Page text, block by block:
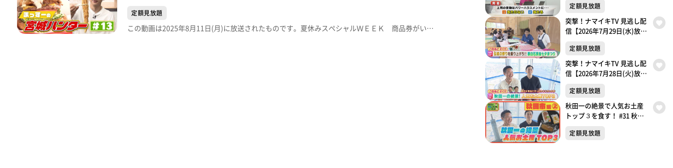
定額見放題
この動画は2025年8月11日(月)に放送されたものです。夏休みスペシャルＷＥＥＫ 商品券がいつもの倍！【まっすーの宮城ハンター 】松島スタミナグルメ！今が旬の松島名物穴子丼と日本一のハンバーガーにまっすー大興奮！【デパスパ一番のり！】イオンモール新利府から生中継！【ナマなキッチン】『ナスときのこのしょうゆ煮で そうめんスープ・おろし和え』【突撃！生中継】三本木ひまわりまつり※紹介した催事等は終了している場合があります。※紹介した商品等は取り扱いが終了している場合があります。
定額見放題
突撃！ナマイキTV 見逃し配
信【2026年7月29日(水)放送
定額見放題
突撃！ナマイキTV 見逃し配
信【2026年7月28日(火)放送
定額見放題
秋田一の絶景で人気お土産
トップ３を食す！ #31 秋田
ら〇〇だった件
定額見放題